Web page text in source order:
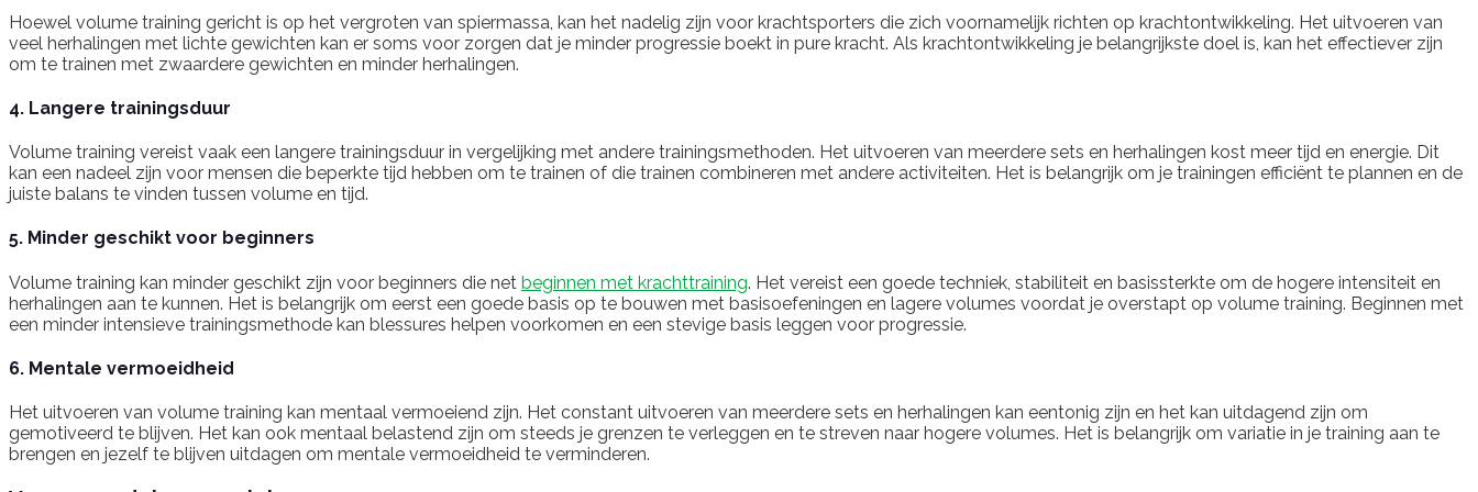
Hoewel volume training gericht is op het vergroten van spiermassa, kan het nadelig zijn voor krachtsporters die zich voornamelijk richten op krachtontwikkeling. Het uitvoeren van
veel herhalingen met lichte gewichten kan er soms voor zorgen dat je minder progressie boekt in pure kracht. Als krachtontwikkeling je belangrijkste doel is, kan het effectiever zijn
om te trainen met zwaardere gewichten en minder herhalingen.
4. Langere trainingsduur
Volume training vereist vaak een langere trainingsduur in vergelijking met andere trainingsmethoden. Het uitvoeren van meerdere sets en herhalingen kost meer tijd en energie. Dit
kan een nadeel zijn voor mensen die beperkte tijd hebben om te trainen of die trainen combineren met andere activiteiten. Het is belangrijk om je trainingen efficiënt te plannen en de
juiste balans te vinden tussen volume en tijd.
5. Minder geschikt voor beginners
Volume training kan minder geschikt zijn voor beginners die net beginnen met krachttraining. Het vereist een goede techniek, stabiliteit en basissterkte om de hogere intensiteit en
herhalingen aan te kunnen. Het is belangrijk om eerst een goede basis op te bouwen met basisoefeningen en lagere volumes voordat je overstapt op volume training. Beginnen met
een minder intensieve trainingsmethode kan blessures helpen voorkomen en een stevige basis leggen voor progressie.
6. Mentale vermoeidheid
Het uitvoeren van volume training kan mentaal vermoeiend zijn. Het constant uitvoeren van meerdere sets en herhalingen kan eentonig zijn en het kan uitdagend zijn om
gemotiveerd te blijven. Het kan ook mentaal belastend zijn om steeds je grenzen te verleggen en te streven naar hogere volumes. Het is belangrijk om variatie in je training aan te
brengen en jezelf te blijven uitdagen om mentale vermoeidheid te verminderen.